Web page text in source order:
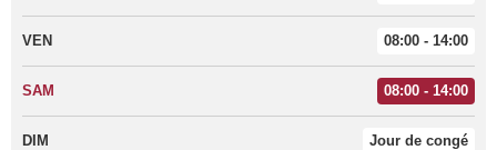
VEN 08:00 - 14:00
SAM 08:00 - 14:00
DIM Jour de congé